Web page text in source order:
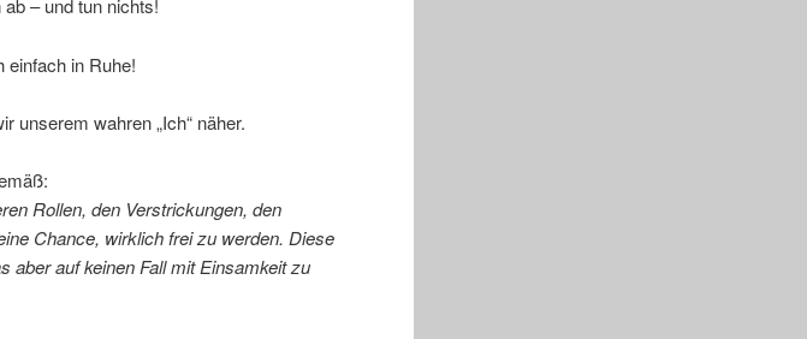
– und tun nichts!
einfach in Ruhe!
unserem wahren „Ich“ näher.
Rollen, den Verstrickungen, den
Chance, wirklich frei zu werden. Diese
aber auf keinen Fall mit Einsamkeit zu